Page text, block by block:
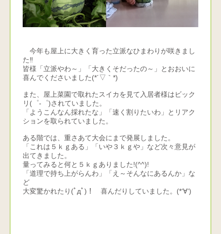
今年も屋上に大きく育った立派なひまわりが咲きまし
た‼
皆様「立派やわ～」「大きくそだったの～」とおおいに
喜んでくださいました(*´▽｀*)
また、屋上菜園で取れたスイカを見て入居者様はビック
リ(゜-゜)されていました。
「ようこんなん採れたな」「速く割りたいわ」とリアク
ションを取られていました。
ある階では、重さあて大会にまで発展しました。
「これは５ｋｇある」「いや３ｋｇや」など次々意見が
出てきました。
量ってみると何と５ｋｇありました!(^^)!
「道理で持ち上がらんわ」「え～そんなにあるんか」な
ど
大変驚かれたり(ﾟдﾟ)！ 喜んだりしていました。(*‘∀‘)